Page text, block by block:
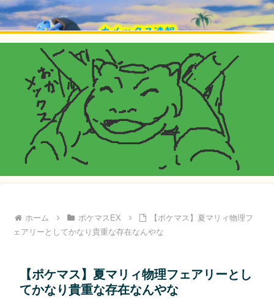
ホーム ポケマスEX
【ポケマス】夏マリィ物理フ
ェアリーとしてかなり貴重な存在なんやな
【ポケマス】夏マリィ物理フェアリーとし
てかなり貴重な存在なんやな